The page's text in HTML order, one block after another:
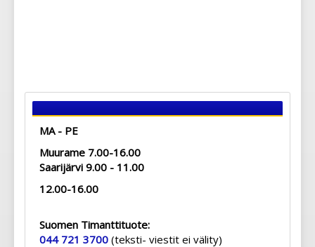
MA - PE
Muurame 7.00-16.00
Saarijärvi 9.00 - 11.00
12.00-16.00
Suomen Timanttituote:
044 721 3700 (teksti- viestit ei välity)